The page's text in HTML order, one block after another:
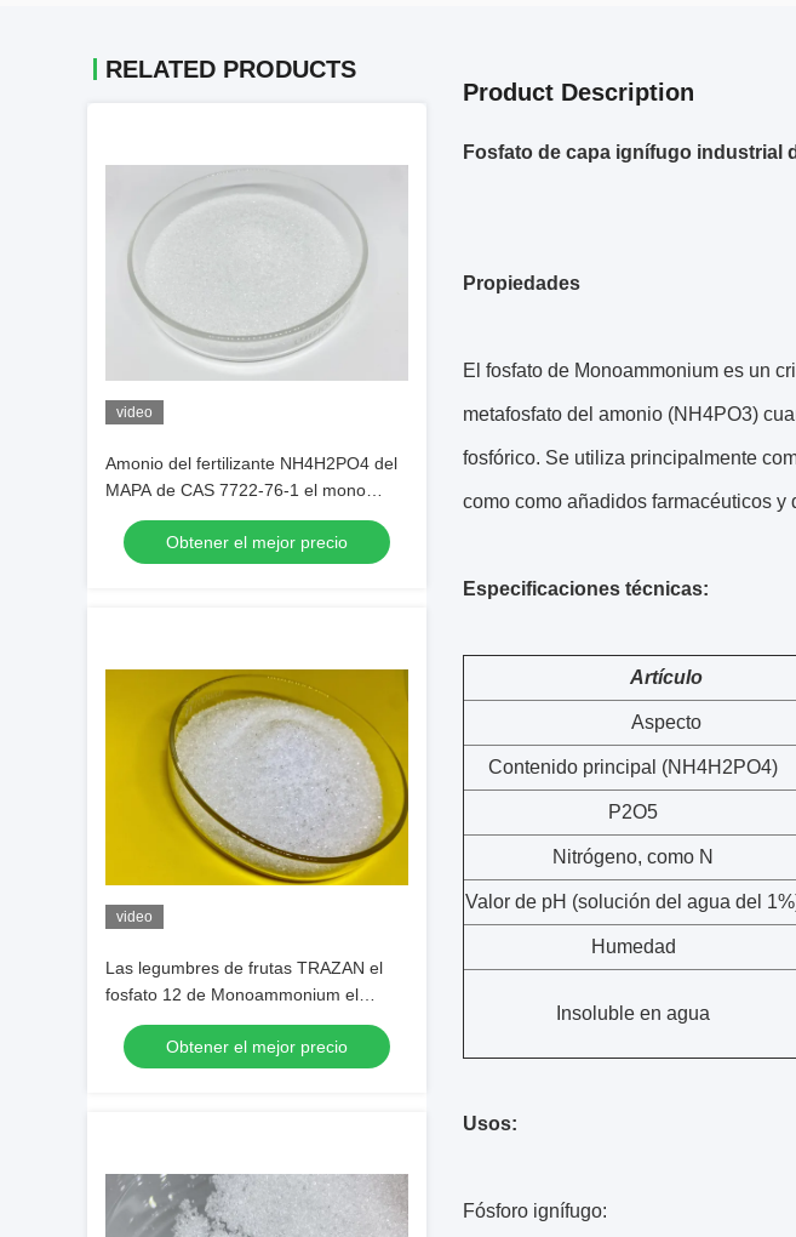
RELATED PRODUCTS
video
Amonio del fertilizante NH4H2PO4 del
MAPA de CAS 7722-76-1 el mono
fosfata por completo soluble en agua
Obtener el mejor precio
video
Las legumbres de frutas TRAZAN el
fosfato 12 de Monoammonium el
fertilizante soluble en agua 61 00
Obtener el mejor precio
Product Description
Fosfato de capa ignífugo industrial
Propiedades
El fosfato de Monoammonium es un
metafosfato del amonio (NH4PO3)
fosfórico. Se utiliza principalmente
como como añadidos farmacéuticos
Especificaciones técnicas:
Artículo
Aspecto
Contenido principal (NH4H2PO4)
P2O5
Nitrógeno, como N
Valor de pH (solución del agua del
Humedad
Insoluble en agua
Usos:
Fósforo ignífugo: